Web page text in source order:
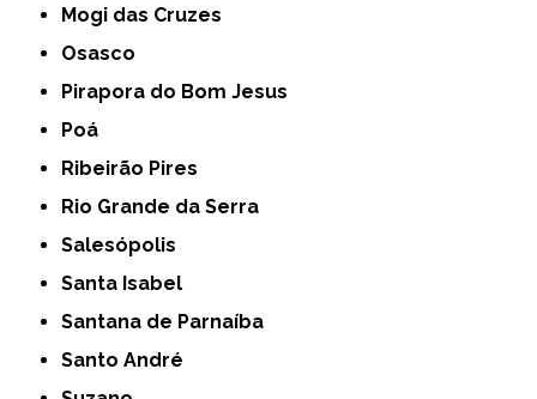
Mogi das Cruzes
Osasco
Pirapora do Bom Jesus
Poá
Ribeirão Pires
Rio Grande da Serra
Salesópolis
Santa Isabel
Santana de Parnaíba
Santo André